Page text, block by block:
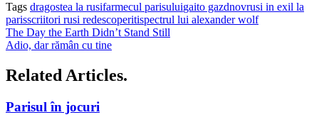
Tags dragostea la rusifarmecul parisuluigaito gazdnovrusi in exil la
parisscriitori rusi redescoperitispectrul lui alexander wolf
The Day the Earth Didn’t Stand Still
Adio, dar rămân cu tine
Related Articles.
Parisul în jocuri